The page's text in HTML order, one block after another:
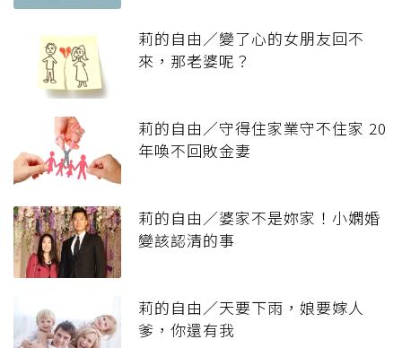
莉的自由／變了心的女朋友回不
來，那老婆呢？
莉的自由／守得住家業守不住家 20
年喚不回敗金妻
莉的自由／婆家不是妳家！小嫻婚
變該認清的事
莉的自由／天要下雨，娘要嫁人
爹，你還有我